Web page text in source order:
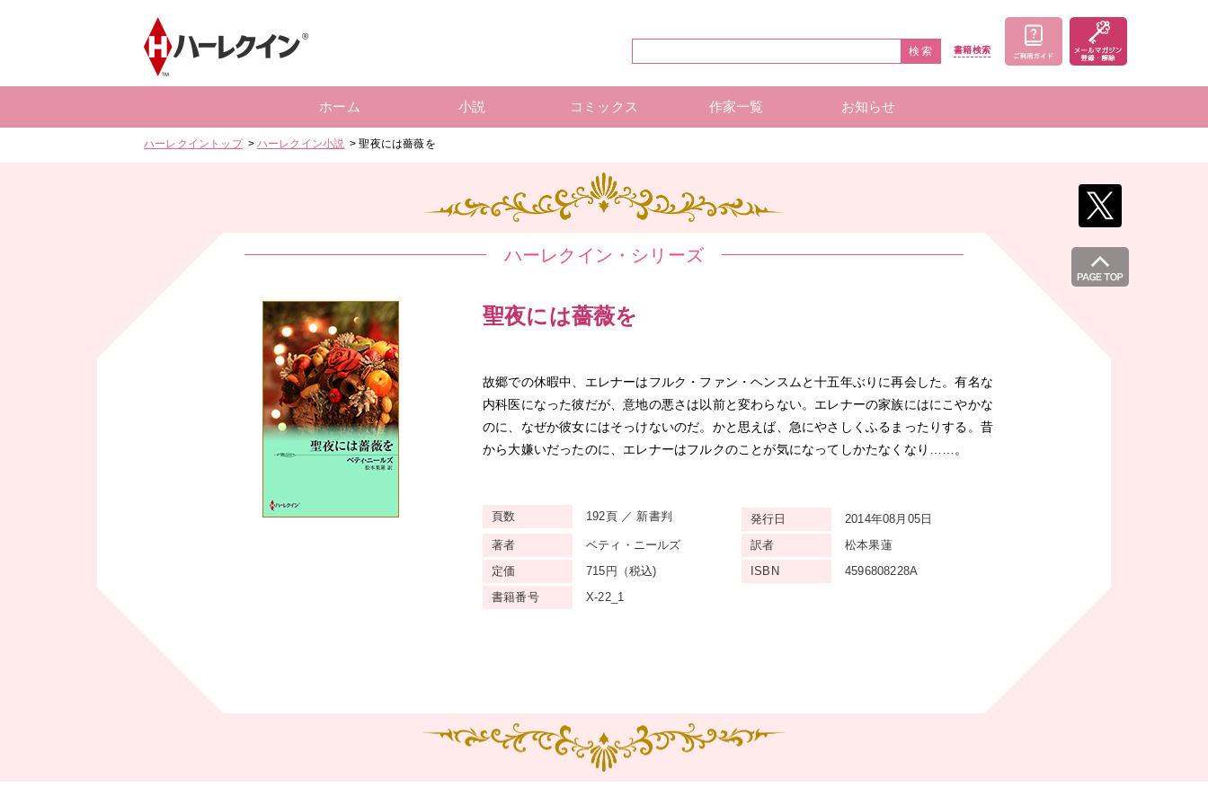
検索 書籍検索
ホーム 小説 コミックス 作家一覧 お知らせ
ハーレクイントップ ハーレクイン小説 聖夜には薔薇を
ハーレクイン・シリーズ
聖夜には薔薇を
故郷での休暇中、エレナーはフルク・ファン・ヘンスムと十五年ぶりに再会した。有名な
内科医になった彼だが、意地の悪さは以前と変わらない。エレナーの家族にはにこやかな
のに、なぜか彼女にはそっけないのだ。かと思えば、急にやさしくふるまったりする。昔
から大嫌いだったのに、エレナーはフルクのことが気になってしかたなくなり……。
頁数 192頁 ／ 新書判 発行日
2014年08月05日
著者
ベティ・ニールズ 訳者
松本果蓮
定価
715円（税込) ISBN
4596808228A
書籍番号
X-22_1